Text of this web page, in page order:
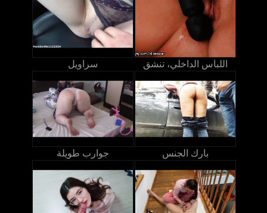
سراويل اللباس الداخلي، تنشق
جوارب طويلة بارك الجنس